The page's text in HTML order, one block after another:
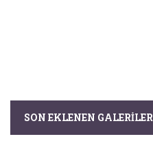
SON EKLENEN GALERILER